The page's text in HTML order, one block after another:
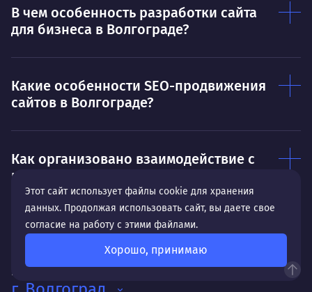
В чем особенность разработки сайта
для бизнеса в Волгограде?
Какие особенности SEO-продвижения
сайтов в Волгограде?
Как организовано взаимодействие с
клиентами из Волгограда?
Мы работали с компаниями из
Этот сайт использует файлы cookie для хранения
данных. Продолжая использовать сайт, вы даете свое
согласие на работу с этими файлами.
Хорошо, принимаю